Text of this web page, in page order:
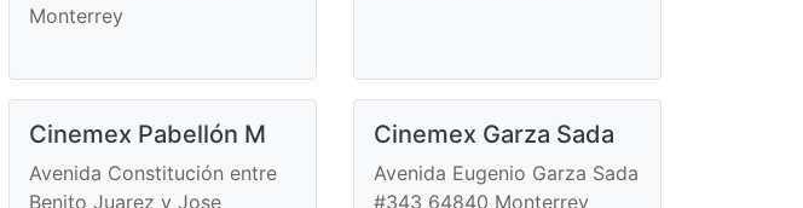
Monterrey
Cinemex Pabellón M
Avenida Constitución entre
Benito Juarez y Jose
Cinemex Garza Sada
Avenida Eugenio Garza Sada
#343 64840 Monterrey